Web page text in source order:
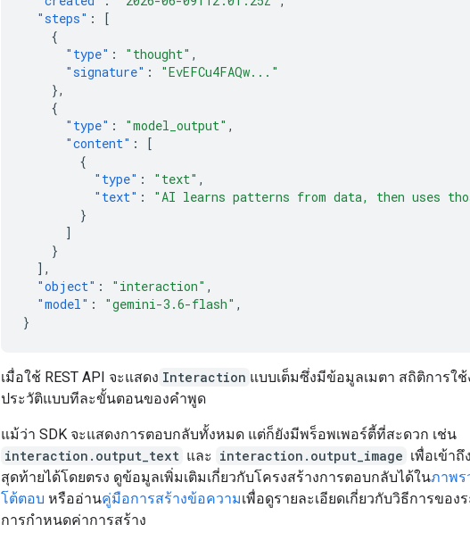
"steps" :
[
{
"type" : "thought" ,
"signature" :
"EvEFCu4FAQw..."
},
{
"type" : "model_output" ,
"content" :
[
{
"type" : "text" ,
"text" :
"AI learns patterns from data, then uses
}
]
}
],
"object" : "interaction" ,
"model" : "gemini-3.6-flash" ,
}
เมื่อใช้ REST API จะแสดง Interaction แบบเต็มซึ่งมีข้อมูลเมตา สถิติการใช้
ประวัติแบบทีละขั้นตอนของคำพูด
แม้ว่า SDK จะแสดงการตอบกลับทั้งหมด แต่ก็ยังมีพร็อพเพอร์ตี้ที่สะดวก เช่น
interaction.output_text และ interaction.output_image เพื่อเข้าถึ
สุดท้ายได้โดยตรง ดูข้อมูลเพิ่มเติมเกี่ยวกับโครงสร้างการตอบกลับได้ในภาพร
โต้ตอบ หรืออ่านคู่มือการสร้างข้อความเพื่อดูรายละเอียดเกี่ยวกับวิธีการของ
การกำหนดค่าการสร้าง